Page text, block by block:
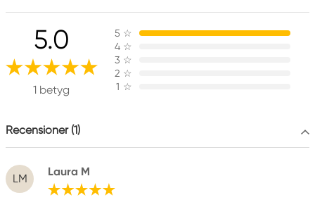
Vastuullinen EU
Faber-Castell
Faber-Castell Ag
Nürnberger Straße 2
90546 Stein, Germany
5.0
1 betyg
5 ☆
4 ☆
3 ☆
2 ☆
1 ☆
Recensioner (1)
LM
Laura M